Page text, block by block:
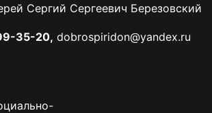
Сергий Сергеевич Березовский
35-20, dobrospiridon@yandex.ru